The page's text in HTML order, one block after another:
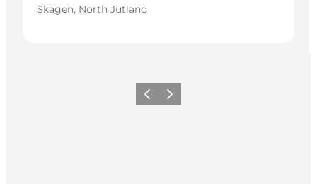
Skagen, North Jutland
Precedente
Avanti